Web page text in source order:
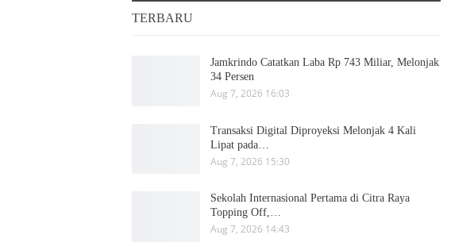
TERBARU
Jamkrindo Catatkan Laba Rp 743 Miliar, Melonjak
34 Persen
Aug 7, 2026 16:03
Transaksi Digital Diproyeksi Melonjak 4 Kali
Lipat pada…
Aug 7, 2026 15:30
Sekolah Internasional Pertama di Citra Raya
Topping Off,…
Aug 7, 2026 14:43